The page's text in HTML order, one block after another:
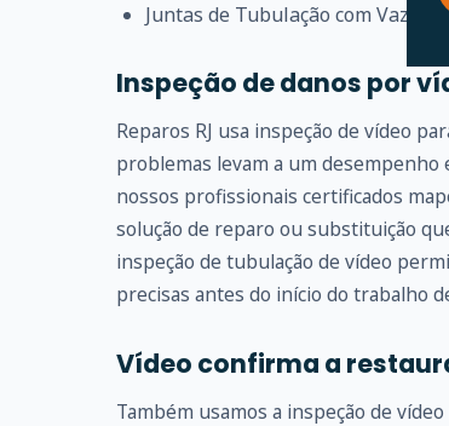
Juntas de Tubulação com
Inspeção de danos por
Reparos RJ usa inspeção de vídeo
problemas levam a um desempenho
nossos profissionais certificados
solução de reparo ou substituição
inspeção de tubulação de vídeo
precisas antes do início do trabalho
Vídeo confirma a
Também usamos a inspeção de